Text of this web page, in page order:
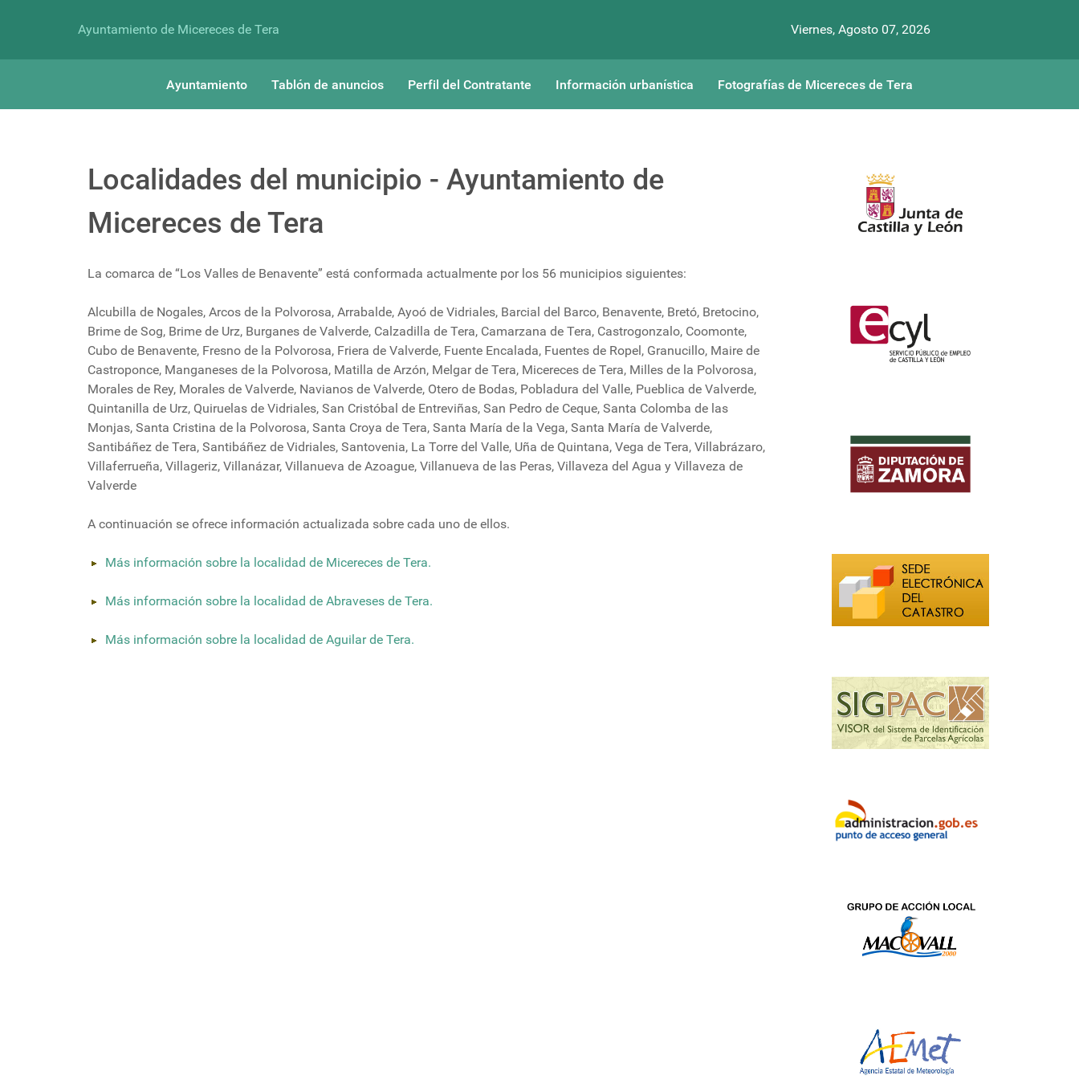
Ayuntamiento de Micereces de Tera Viernes, Agosto 07, 2026
Ayuntamiento Tablón de anuncios Perfil del Contratante Información urbanística Fotografías de Micereces de Tera
Localidades del municipio - Ayuntamiento de
Micereces de Tera
La comarca de “Los Valles de Benavente” está conformada actualmente por los 56 municipios siguientes:
Alcubilla de Nogales, Arcos de la Polvorosa, Arrabalde, Ayoó de Vidriales, Barcial del Barco, Benavente, Bretó, Bretocino,
Brime de Sog, Brime de Urz, Burganes de Valverde, Calzadilla de Tera, Camarzana de Tera, Castrogonzalo, Coomonte,
Cubo de Benavente, Fresno de la Polvorosa, Friera de Valverde, Fuente Encalada, Fuentes de Ropel, Granucillo, Maire de
Castroponce, Manganeses de la Polvorosa, Matilla de Arzón, Melgar de Tera, Micereces de Tera, Milles de la Polvorosa,
Morales de Rey, Morales de Valverde, Navianos de Valverde, Otero de Bodas, Pobladura del Valle, Pueblica de Valverde,
Quintanilla de Urz, Quiruelas de Vidriales, San Cristóbal de Entreviñas, San Pedro de Ceque, Santa Colomba de las
Monjas, Santa Cristina de la Polvorosa, Santa Croya de Tera, Santa María de la Vega, Santa María de Valverde,
Santibáñez de Tera, Santibáñez de Vidriales, Santovenia, La Torre del Valle, Uña de Quintana, Vega de Tera, Villabrázaro,
Villaferrueña, Villageriz, Villanázar, Villanueva de Azoague, Villanueva de las Peras, Villaveza del Agua y Villaveza de
Valverde
A continuación se ofrece información actualizada sobre cada uno de ellos.
Más información sobre la localidad de Micereces de Tera.
Más información sobre la localidad de Abraveses de Tera.
Más información sobre la localidad de Aguilar de Tera.